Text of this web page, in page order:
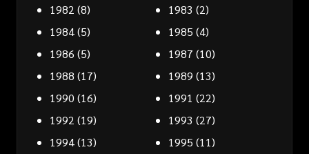
1982 (8) 1983 (2)
1984(5) 1985 (4)
1986 (5) 1987 (10)
1988 (17) 1989 (13)
1990 (16) 1991 (22)
1992 (19) 1993 (27)
1994(13) 1995 (11)